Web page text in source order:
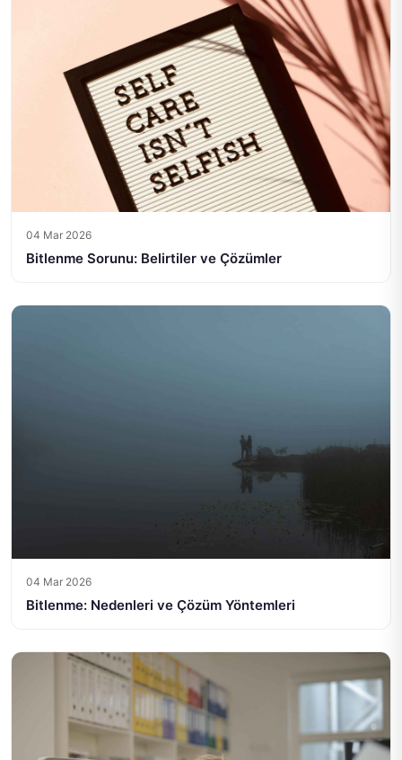
04 Mar 2026
Bitlenme Sorunu: Belirtiler ve Çözümler
04 Mar 2026
Bitlenme: Nedenleri ve Çözüm Yöntemleri